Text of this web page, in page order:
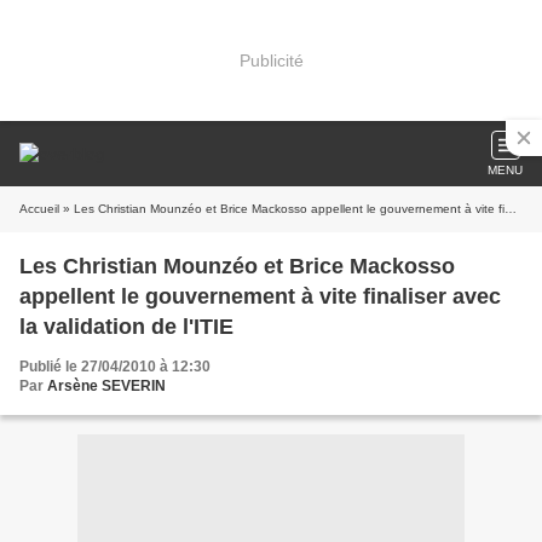
Publicité
MENU
Accueil » Les Christian Mounzéo et Brice Mackosso appellent le gouvernement à vite finaliser avec la validation de l'ITIE
Les Christian Mounzéo et Brice Mackosso
appellent le gouvernement à vite finaliser avec
la validation de l'ITIE
Publié le 27/04/2010 à 12:30
Par Arsène SEVERIN